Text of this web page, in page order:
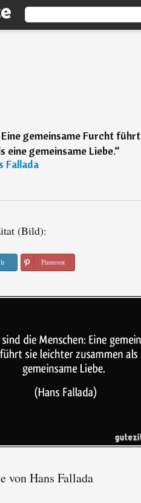
gemeinsame Furcht führt
eine gemeinsame Liebe.“
Fallada
(Bild):
Pinterest
von Hans Fallada